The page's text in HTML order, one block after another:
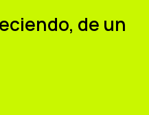
de un